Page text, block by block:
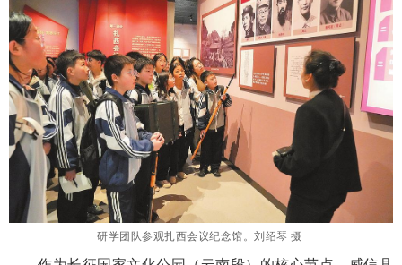
研学团队参观扎西会议纪念馆。刘绍琴 摄